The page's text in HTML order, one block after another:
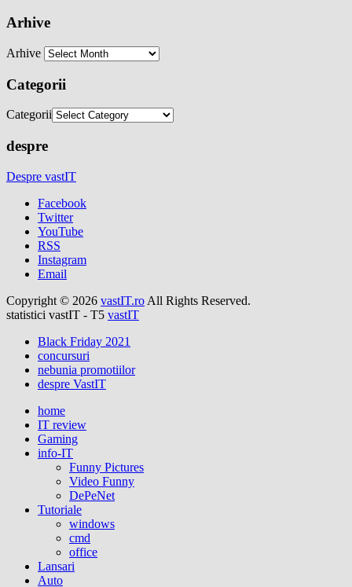
Arhive
Arhive
Categorii
Categorii
despre
Despre vastIT
Facebook
Twitter
YouTube
RSS
Instagram
Email
Copyright © 2026 vastIT.ro All Rights Reserved.
statistici vastIT - T5 vastIT
Black Friday 2021
concursuri
nebunia promotiilor
despre VastIT
home
IT review
Gaming
info-IT
Funny Pictures
Video Funny
DePeNet
Tutoriale
windows
cmd
office
Lansari
Auto